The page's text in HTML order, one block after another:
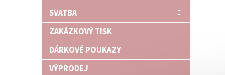
SVATBA
ZAKÁZKOVÝ TISK
DÁRKOVÉ POUKAZY
VÝPRODEJ